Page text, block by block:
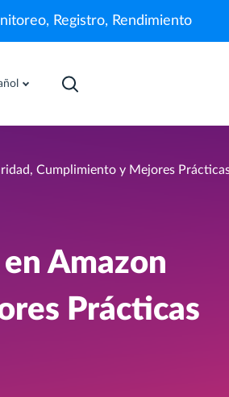
Registro, Rendimiento
Cumplimiento y Mejores
Amazon
Prácticas